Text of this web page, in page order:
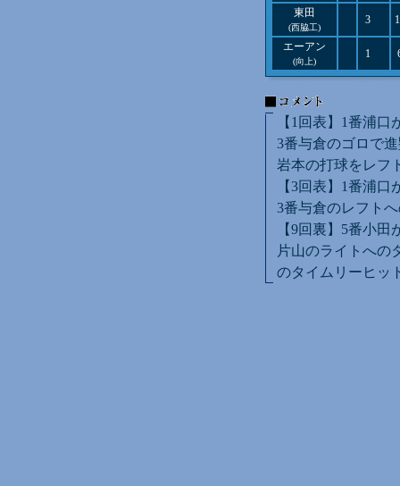
東田
(西脇工)
3
エーアン
(向上)
1
【1回表】1番浦
3番与倉のゴロで
岩本の打球をレフ
【3回表】1番浦
3番与倉のレフト
【9回裏】5番小
片山のライトへの
のタイムリーヒッ